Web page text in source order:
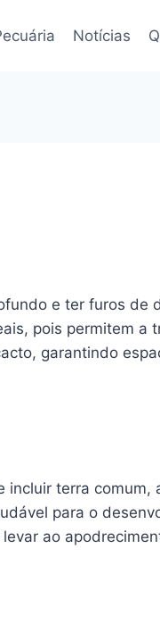
Notícias
e ter furos de
pois permitem a
garantindo
terra comum,
para o
ao